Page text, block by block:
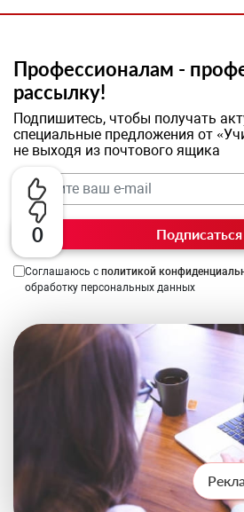
0
Профессионалам -
рассылку!
Подпишитесь, чтобы получать
специальные предложения от
не выходя из почтового ящика
Подписаться
Соглашаюсь с политикой
обработку персональных данных